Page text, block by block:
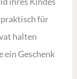
für
halten
ein Geschenk